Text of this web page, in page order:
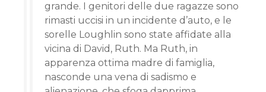
grande. I genitori delle due ragazze sono
rimasti uccisi in un incidente d’auto, e le
sorelle Loughlin sono state affidate alla
vicina di David, Ruth. Ma Ruth, in
apparenza ottima madre di famiglia,
nasconde una vena di sadismo e